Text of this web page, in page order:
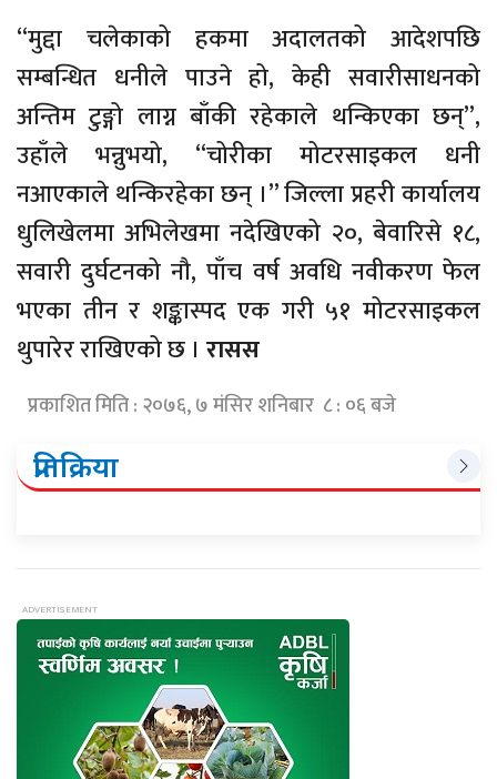
“मुद्दा चलेकाको हकमा अदालतको आदेशपछि
सम्बन्धित धनीले पाउने हो, केही सवारीसाधनको
अन्तिम टुङ्गो लाग्न बाँकी रहेकाले थन्किएका छन्”,
उहाँले भन्नुभयो, “चोरीका मोटरसाइकल धनी
नआएकाले थन्किरहेका छन् ।” जिल्ला प्रहरी कार्यालय
धुलिखेलमा अभिलेखमा नदेखिएको २०, बेवारिसे १८,
सवारी दुर्घटनको नौ, पाँच वर्ष अवधि नवीकरण फेल
भएका तीन र शङ्कास्पद एक गरी ५१ मोटरसाइकल
थुपारेर राखिएको छ । रासस
प्रकाशित मिति : २०७६, ७ मंसिर शनिबार ८ : ०६ बजे
प्रतिक्रिया